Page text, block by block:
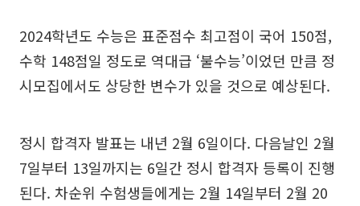
2024학년도 수능은 표준점수 최고점이 국어 150점,
수학 148점일 정도로 역대급 ‘불수능’이었던 만큼 정
시모집에서도 상당한 변수가 있을 것으로 예상된다.
정시 합격자 발표는 내년 2월 6일이다. 다음날인 2월
7일부터 13일까지는 6일간 정시 합격자 등록이 진행
된다. 차순위 수험생들에게는 2월 14일부터 2월 20